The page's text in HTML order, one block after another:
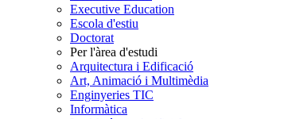
Executive Education
Escola d'estiu
Doctorat
Per l'àrea d'estudi
Arquitectura i Edificació
Art, Animació i Multimèdia
Enginyeries TIC
Informàtica